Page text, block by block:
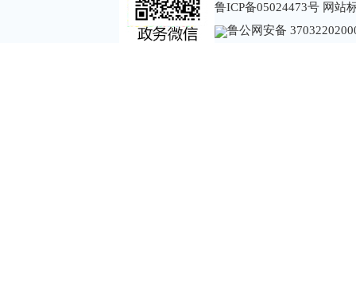
鲁ICP备05024473号 网站
鲁公网安备